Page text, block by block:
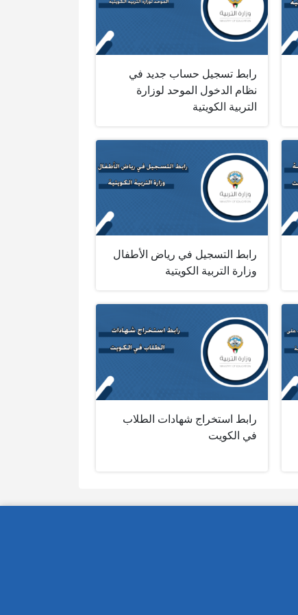
رابط تسجيل حساب جديد في
نظام الدخول الموحد لوزارة
التربية الكويتية
رابط التسجيل في رياض الأطفال
وزارة التربية الكويتية
رابط استخراج شهادات الطلاب
في الكويت